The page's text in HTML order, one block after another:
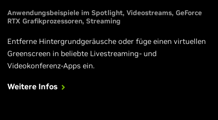
Anwendungsbeispiele im Spotlight Videostreams GeForce
RTX Grafikprozessoren Streaming
Entferne Hintergrundgeräusche oder füge einen virtuellen
Greenscreen in beliebte Livestreaming- und
Videokonferenz-Apps ein.
Weitere Infos